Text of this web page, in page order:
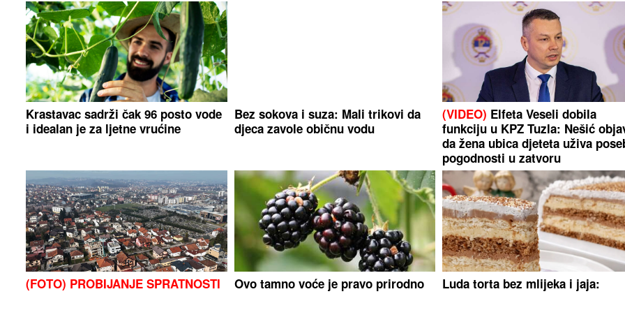
Krastavac sadrži čak 96 posto vode
i idealan je za ljetne vrućine
Bez sokova i suza: Mali trikovi da
djeca zavole običnu vodu
(VIDEO) Elfeta Veseli dobila
funkciju u KPZ Tuzla: Nešić
da žena ubica djeteta uživa
pogodnosti u zatvoru
(FOTO) PROBIJANJE SPRATNOSTI
Ovo tamno voće je pravo prirodno
Luda torta bez mlijeka i jaja: